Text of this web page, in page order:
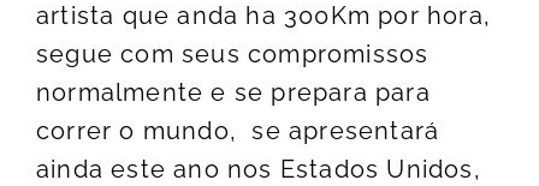
artista que anda ha 300Km por hora,
segue com seus compromissos
normalmente e se prepara para
correr o mundo, se apresentará
ainda este ano nos Estados Unidos,